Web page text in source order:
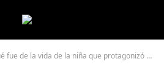
fue de la vida de la niña que protagonizó “Matilda”?